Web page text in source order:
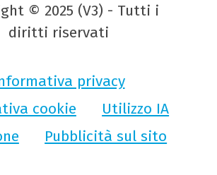
© 2025 (V3) - Tutti i
diritti riservati
privacy
cookie
Utilizzo IA
Pubblicità sul sito